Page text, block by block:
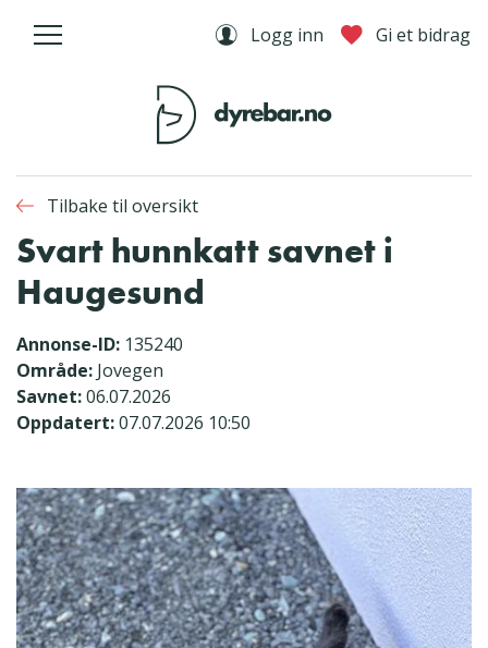
Logg inn Gi et bidrag
Tilbake til oversikt
Svart hunnkatt savnet i
Haugesund
Annonse-ID: 135240
Område: Jovegen
Savnet:06.07.2026
Oppdatert:07.07.2026 10:50